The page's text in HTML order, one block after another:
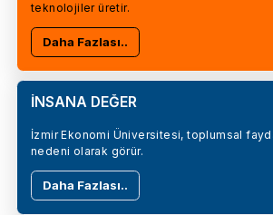
teknolojiler üretir.
Daha Fazlası..
İNSANA DEĞER
İzmir Ekonomi Üniversitesi, toplumsal
nedeni olarak görür.
Daha Fazlası..